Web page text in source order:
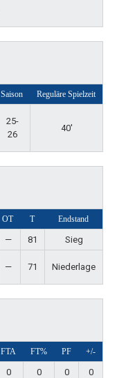
Saison Reguläre Spielzeit
25-
26
40'
OT T Endstand
— 81
Sieg
— 71 Niederlage
FTA FT% PF +/-
0 0 0 0